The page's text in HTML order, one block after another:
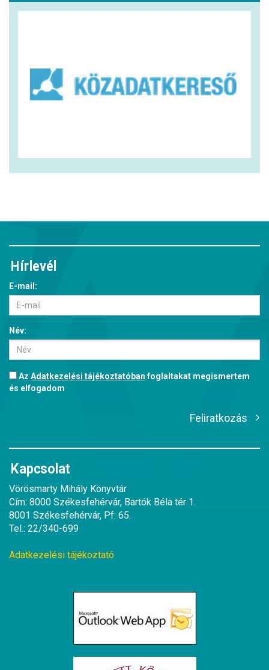
Hírlevél
E-mail:
Név:
Az Adatkezelési tájékoztatóbanfoglaltakat megismertem
és elfogadom
Feliratkozás
Kapcsolat
Vörösmarty Mihály Könyvtár
Cím: 8000 Székesfehérvár, Bartók Béla tér 1.
8001 Székesfehérvár, Pf: 65.
Tel.: 22/340-699
Adatkezelési tájékoztató